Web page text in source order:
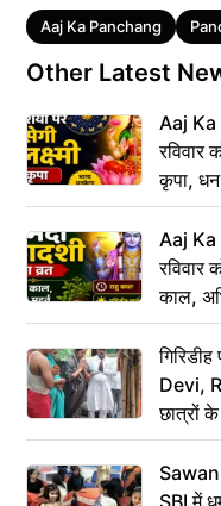
Tags
Aaj Ka Panchang
Other Latest
Aaj
रविवार
कृपा,
Aaj
रविवार
काल,
Devi,
छात्रों